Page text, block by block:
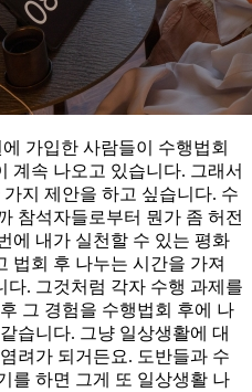
가입한 사람들이 수행법회
계속 나오고 있습니다. 그래서
지 제안을 하고 싶습니다. 수
참석자들로부터 뭔가 좀 허전
에 내가 실천할 수 있는 평화
법회 후 나누는 시간을 가져
다. 그것처럼 각자 수행 과제를
그 경험을 수행법회 후에 나
습니다. 그냥 일상생활에 대
려가 되거든요. 도반들과 수
를 하면 그게 또 일상생활 나